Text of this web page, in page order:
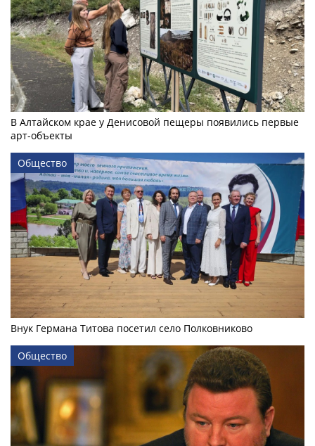
В Алтайском крае у Денисовой пещеры появились первые
арт-объекты
Общество
Внук Германа Титова посетил село Полковниково
Общество